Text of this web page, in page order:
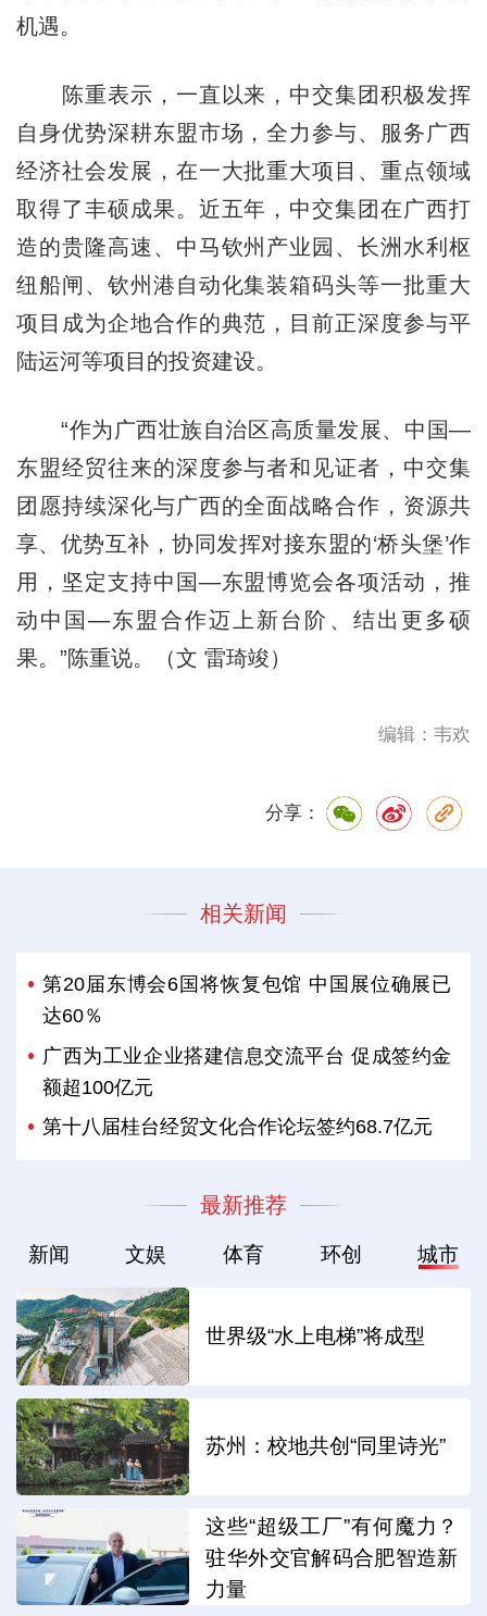
机遇。
陈重表示，一直以来，中交集团积极发挥
自身优势深耕东盟市场，全力参与、服务广西
经济社会发展，在一大批重大项目、重点领域
取得了丰硕成果。近五年，中交集团在广西打
造的贵隆高速、中马钦州产业园、长洲水利枢
纽船闸、钦州港自动化集装箱码头等一批重大
项目成为企地合作的典范，目前正深度参与平
陆运河等项目的投资建设。
“作为广西壮族自治区高质量发展、中国—
东盟经贸往来的深度参与者和见证者，中交集
团愿持续深化与广西的全面战略合作，资源共
享、优势互补，协同发挥对接东盟的‘桥头堡’作
用，坚定支持中国—东盟博览会各项活动，推
动中国—东盟合作迈上新台阶、结出更多硕
果。”陈重说。（文 雷琦竣）
编辑：韦欢
分享：
相关新闻
第20届东博会6国将恢复包馆 中国展位确展已
达60％
广西为工业企业搭建信息交流平台 促成签约金
额超100亿元
第十八届桂台经贸文化合作论坛签约68.7亿元
最新推荐
新闻 文娱 体育 环创 城市
世界级“水上电梯”将成型
苏州：校地共创“同里诗光”
这些“超级工厂”有何魔力？
驻华外交官解码合肥智造新
力量